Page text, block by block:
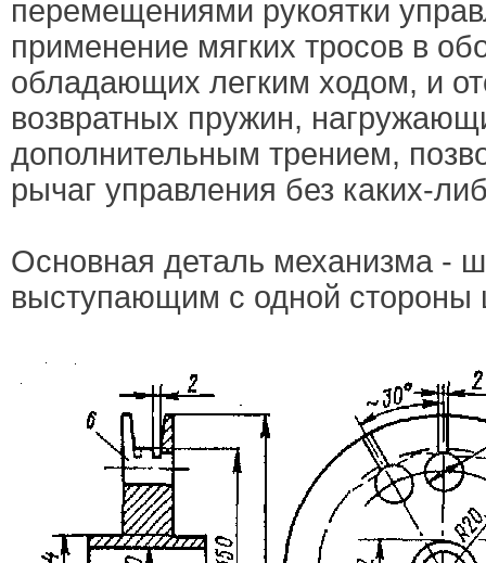
перемещениями рукоятки
применение мягких тросов в
обладающих легким ходом, и
возвратных пружин,
дополнительным трением,
рычаг управления без каких-
Основная деталь механизма -
выступающим с одной